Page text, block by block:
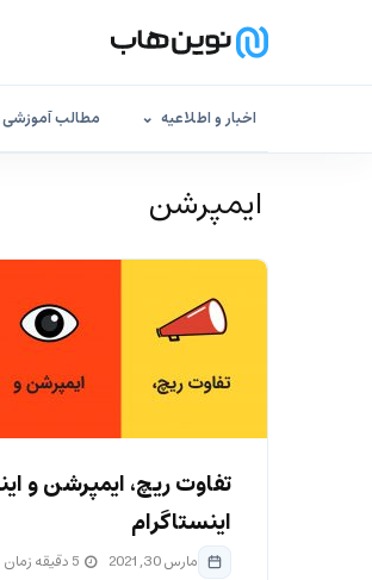
اخبار و اطلاعیه مطالب آموزشی
‌ ایمپرشن
تفاوت ریچ، ایمپرشن و
اینستاگرام
مارس 30, 2021 5 دقیقه زمان مطالعه